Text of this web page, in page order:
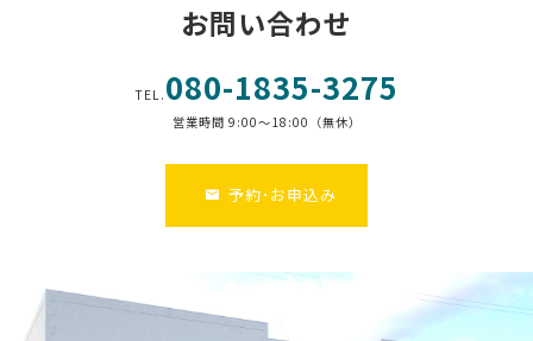
お問い合わせ
TEL. 080-1835-3275
営業時間 9:00～18:00（無休）
予約･お申込み